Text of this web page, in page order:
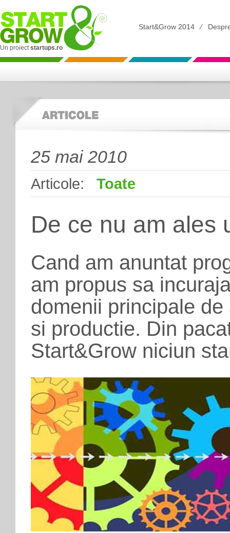
Un proiectstartups.ro
Start&Grow 2014 ⁄
25 mai 2010
Articole: Toate
De ce nu am ales
Cand am anuntat
am propus sa
domenii principale
si productie. Din
Start&Grow niciun